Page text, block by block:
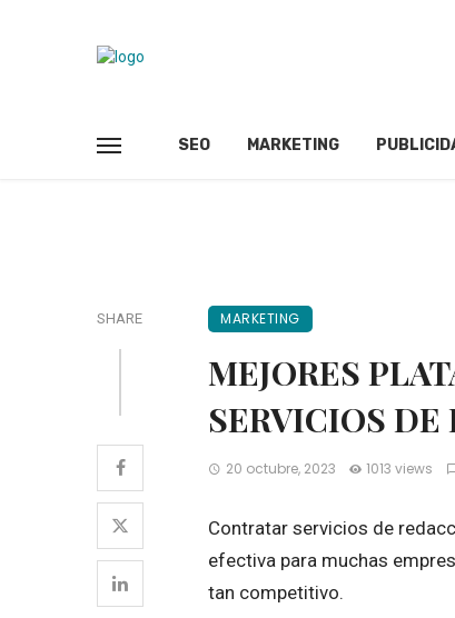
SEO MARKETING
SHARE MARKETING
MEJORES
SERVICIOS DE
20 octubre, 2023 1013 views
Contratar servicios de
efectiva para muchas
tan competitivo.